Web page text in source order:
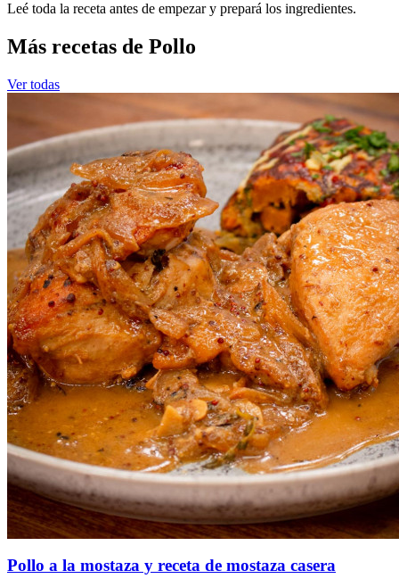
Leé toda la receta antes de empezar y prepará los ingredientes.
Más recetas de Pollo
Ver todas
Pollo a la mostaza y receta de mostaza casera